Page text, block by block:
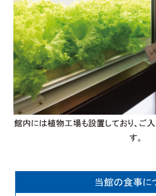
館内には植物工場も設置しており、 ご
す。
当館の食事に